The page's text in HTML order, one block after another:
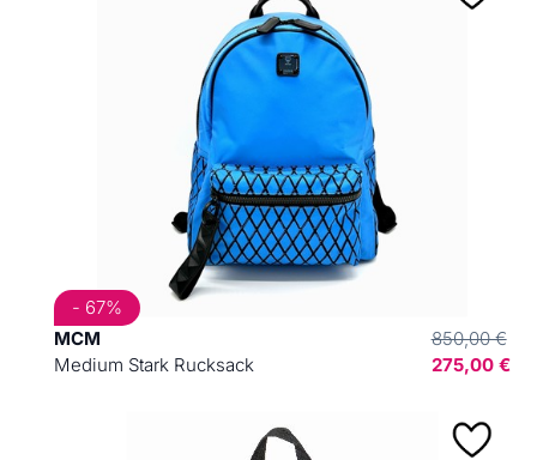
MCM
Medium Stark Rucksack
850,00 €
275,00 €
- 67%